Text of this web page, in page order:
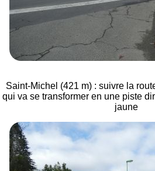
Saint-Michel (421 m) : suivre la
qui va se transformer en une piste
jaune